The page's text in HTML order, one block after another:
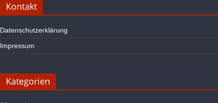
Kontakt
Datenschutzerklärung
Impressum
Kategorien